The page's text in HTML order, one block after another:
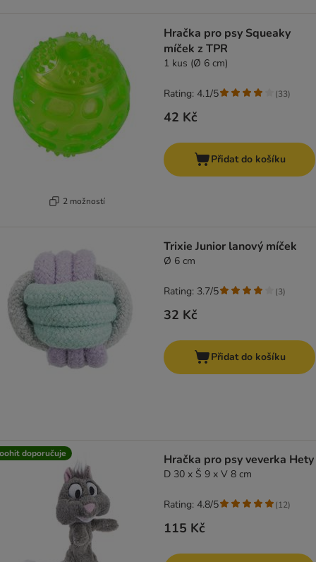
2 možností
Hračka pro psy Squeaky
míček z TPR
1 kus (Ø 6 cm)
42 Kč
Rating: 4.1/5 (33)
Přidat do košíku
Trixie Junior lanový míček
Ø 6 cm
32 Kč
Rating: 3.7/5 (3)
Přidat do košíku
doporučuje Hračka pro psy veverka Hety
D 30 x Š 9 x V 8 cm
115 Kč
Rating: 4.8/5 (12)